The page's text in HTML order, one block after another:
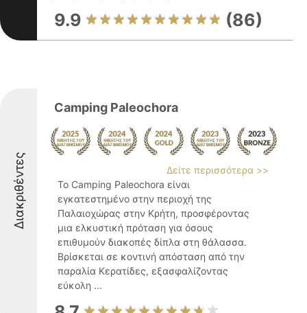
9.9 (86)
Διακριθέντες
Camping Paleochora
Δείτε περισσότερα >>
Το Camping Paleochora είναι
εγκατεστημένο στην περιοχή της
Παλαιοχώρας στην Κρήτη, προσφέροντας
μια ελκυστική πρόταση για όσους
επιθυμούν διακοπές δίπλα στη θάλασσα.
Βρίσκεται σε κοντινή απόσταση από την
παραλία Κερατίδες, εξασφαλίζοντας
εύκολη ...